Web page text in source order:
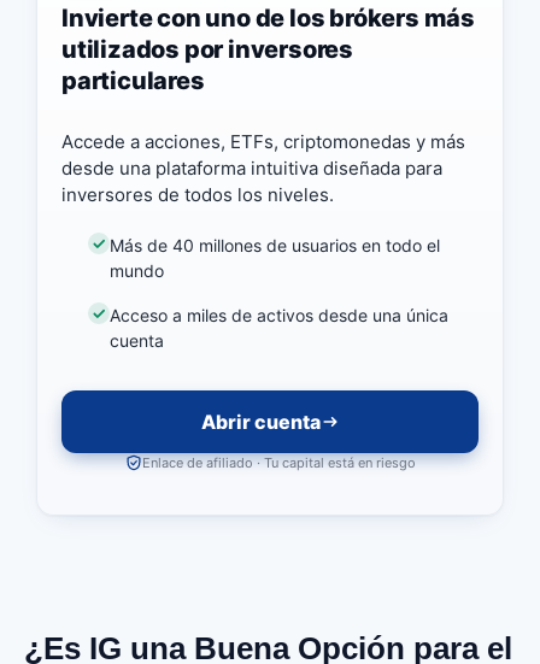
Invierte con uno de los brókers más
utilizados por inversores
particulares
Accede a acciones, ETFs, criptomonedas y más
desde una plataforma intuitiva diseñada para
inversores de todos los niveles.
Más de 40 millones de usuarios en todo el
mundo
Acceso a miles de activos desde una única
cuenta
Abrir cuenta
Enlace de afiliado · Tu capital está en riesgo
¿Es IG una Buena Opción para el